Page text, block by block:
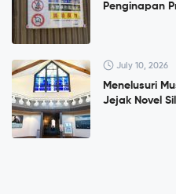
Penginapan
July 10, 2026
Menelusuri
Jejak Novel